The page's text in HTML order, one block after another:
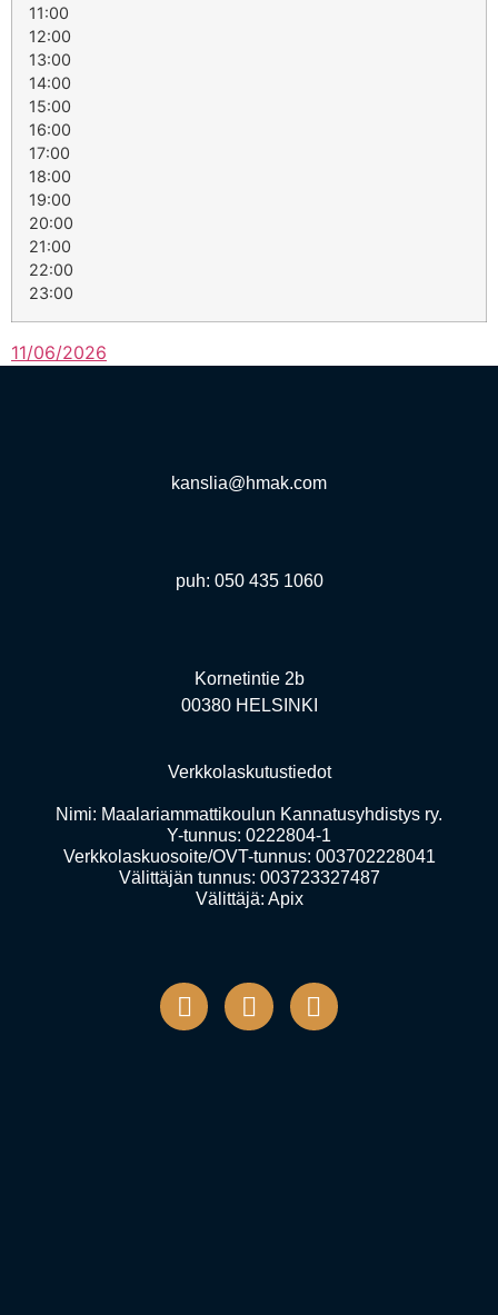
11:00
12:00
13:00
14:00
15:00
16:00
17:00
18:00
19:00
20:00
21:00
22:00
23:00
11/06/2026
kanslia@hmak.com
puh: 050 435 1060
Kornetintie 2b
00380 HELSINKI
Verkkolaskutustiedot
Nimi: Maalariammattikoulun Kannatusyhdistys ry.
Y-tunnus: 0222804-1
Verkkolaskuosoite/OVT-tunnus: 003702228041
Välittäjän tunnus: 003723327487
Välittäjä: Apix